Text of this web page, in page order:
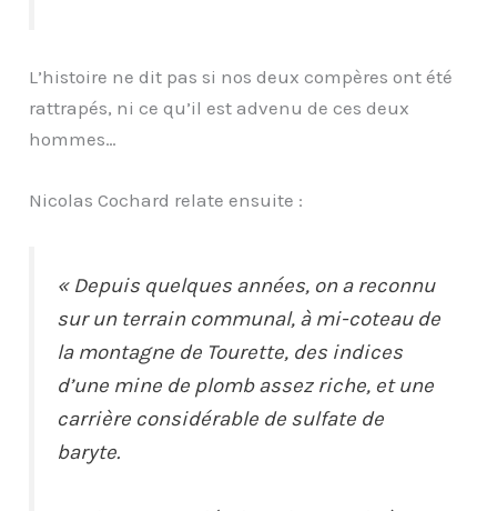
L’histoire ne dit pas si nos deux compères ont été
rattrapés, ni ce qu’il est advenu de ces deux
hommes…
Nicolas Cochard relate ensuite :
« Depuis quelques années, on a reconnu
sur un terrain communal, à mi-coteau de
la montagne de Tourette, des indices
d’une mine de plomb assez riche, et une
carrière considérable de sulfate de
baryte.